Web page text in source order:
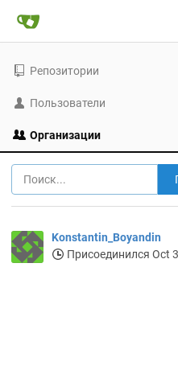
Репозитории
Пользователи
Организации
Konstantin_Boyandin
Присоединился Oct